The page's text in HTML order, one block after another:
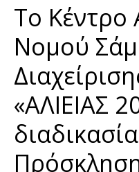
Το Κέντρο
Νομού
«ΑΛΙΕΙΑΣ